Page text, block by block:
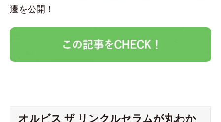
遷を公開！
オルビス ザ リンクルセラムが丸わか